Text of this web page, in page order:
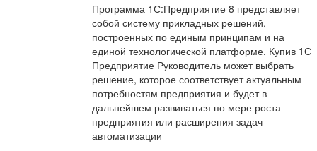
Программа 1С:Предприятие 8 представляет
собой систему прикладных решений,
построенных по единым принципам и на
единой технологической платформе. Купив 1С
Предприятие Руководитель может выбрать
решение, которое соответствует актуальным
потребностям предприятия и будет в
дальнейшем развиваться по мере роста
предприятия или расширения задач
автоматизации